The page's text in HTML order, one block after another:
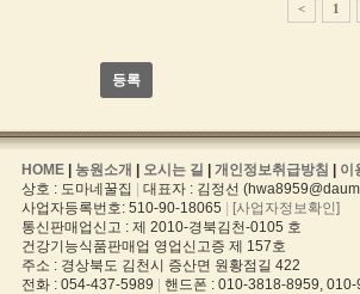
다.
< 1
등록
HOME 농원소개 오시는 길 개인정보취급방침
이
상호 : 도마네꿀집
대표자 : 김정선
사업자등록번호: 510-90-18065
[사업자정보확인]
통신판매업신고 : 제 2010-경북김천-0105 호
건강기능식품판매업 영업신고증 제 157호
주소 : 경상북도 김천시 증산면 원황점길 422
전화 : 054-437-5989
핸드폰 : 010-3818-8959,